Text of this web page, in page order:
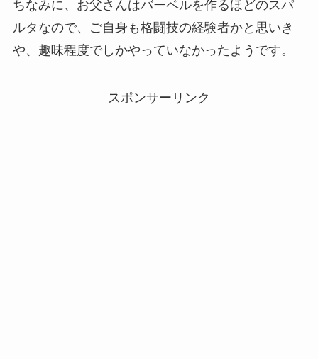
ちなみに、お父さんはバーベルを作るほどのスパ
ルタなので、ご自身も格闘技の経験者かと思いき
や、趣味程度でしかやっていなかったようです。
スポンサーリンク